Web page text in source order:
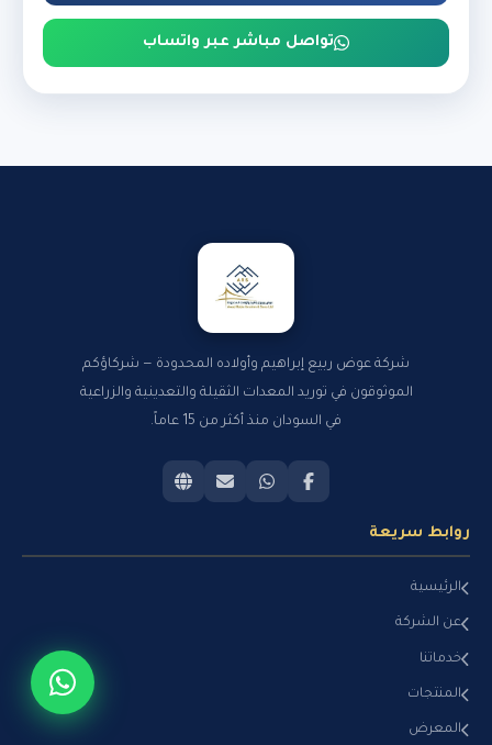
تواصل مباشر عبر واتساب
شركة عوض ربيع إبراهيم وأولاده المحدودة — شركاؤكم
الموثوقون في توريد المعدات الثقيلة والتعدينية والزراعية
في السودان منذ أكثر من 15 عاماً.
روابط سريعة
الرئيسية
عن الشركة
خدماتنا
المنتجات
المعرض